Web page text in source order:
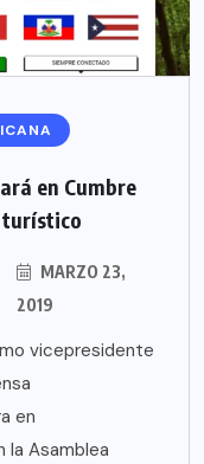
en Cumbre
turístico
MARZO 23,
2019
vicepresidente
en
la Asamblea